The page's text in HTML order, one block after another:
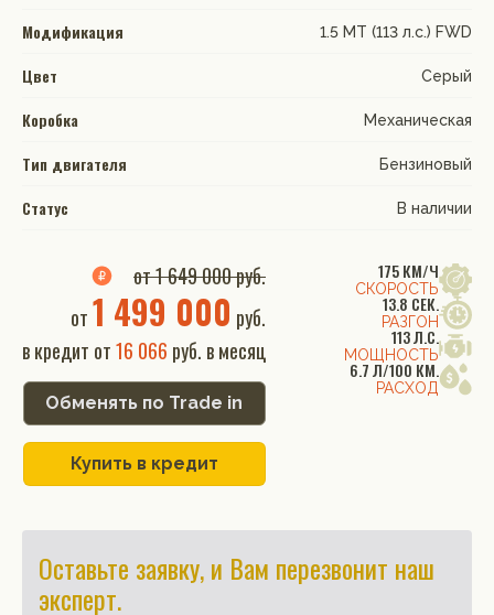
Модификация 1.5 MT (113 л.с.) FWD
Цвет Серый
Коробка Механическая
Тип двигателя Бензиновый
Статус В наличии
175 КМ/Ч
СКОРОСТЬ
13.8 СЕК.
РАЗГОН
113 Л.С.
МОЩНОСТЬ
6.7 Л/100 КМ.
РАСХОД
от 1 649 000 руб.
от1 499 000 руб.
в кредит от16 066 руб. в месяц
Обменять по Trade in
Купить в кредит
Оставьте заявку, и Вам перезвонит наш
эксперт.